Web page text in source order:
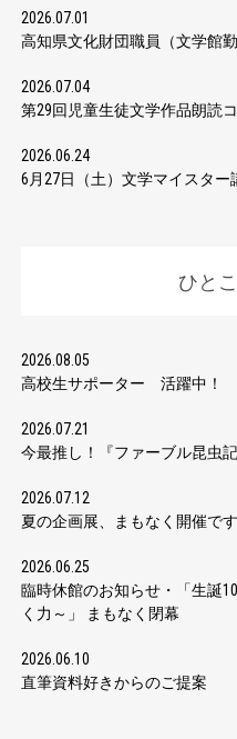
2026.07.01
高知県文化財団職員（文学館
2026.07.04
第29回児童生徒文学作品朗読
2026.06.24
6月27日（土）文学マイスタ
ひと
2026.08.05
高校生サポーター 活躍中！
2026.07.21
今最推し！『ファーブル昆虫記
2026.07.12
夏の企画展、まもなく開催です
2026.06.25
臨時休館のお知らせ・「生誕
く力～」 まもなく閉幕
2026.06.10
直筆資料好きからのご提案